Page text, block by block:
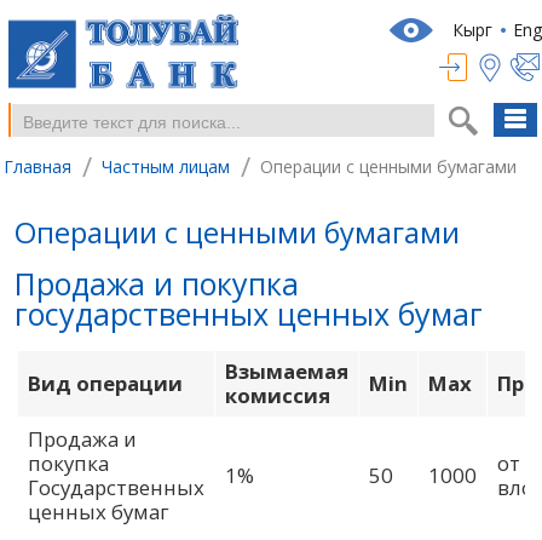
Eng
Кырг
Главная / Частным лицам / Операции с ценными бумагами
Операции с ценными бумагами
Продажа и покупка
государственных ценных бумаг
Вид операции
Взымаемая
комиссия
Min Max
Продажа и
покупка
Государственных
ценных бумаг
1% 50 1000
от